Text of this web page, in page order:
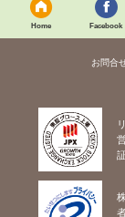
Home Facebook
お問合